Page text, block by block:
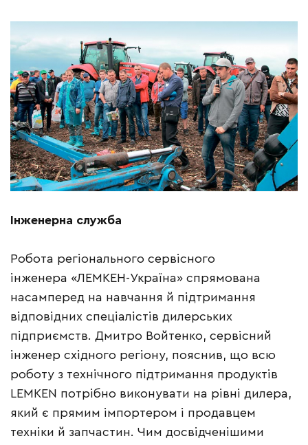
Інженерна служба
Робота регіонального сервісного
інженера «ЛЕМКЕН-Україна» спрямована
насамперед на навчання й підтримання
відповідних спеціалістів дилерських
підприємств. Дмитро Войтенко, сервісний
інженер східного регіону, пояснив, що всю
роботу з технічного підтримання продуктів
LEMKEN потрібно виконувати на рівні дилера,
який є прямим імпортером і продавцем
техніки й запчастин. Чим досвідченішими